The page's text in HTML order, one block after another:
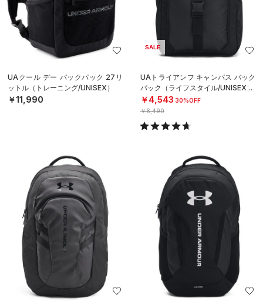
UAクール デー バックパック 27リ
ットル（トレーニング/UNISEX）
￥11,990
SALE
UAトライアンフ キャンパス バック
パック（ライフスタイル/UNISEX）
￥4,543 30%OFF
￥6,490